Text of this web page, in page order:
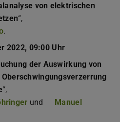
von elektrischen
“,
.
2022, 09:00 Uhr
der Auswirkung von
“,
und
Manuel